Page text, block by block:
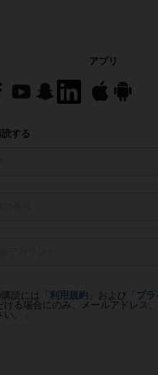
アプリ
する
読には「 利用規約 」および「 プラ
ける場合にのみ、メールアドレス
。」